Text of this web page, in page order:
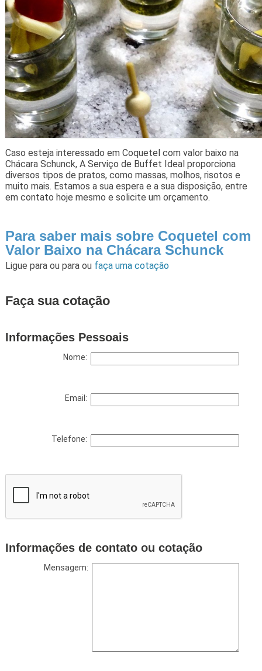
Caso esteja interessado em Coquetel com valor baixo na
Chácara Schunck, A Serviço de Buffet Ideal proporciona
diversos tipos de pratos, como massas, molhos, risotos e
muito mais. Estamos a sua espera e a sua disposição, entre
em contato hoje mesmo e solicite um orçamento.
Para saber mais sobre Coquetel com
Valor Baixo na Chácara Schunck
Ligue para ou para ou faça uma cotação
Faça sua cotação
Informações Pessoais
Nome:
Email:
Telefone:
Informações de contato ou cotação
Mensagem: